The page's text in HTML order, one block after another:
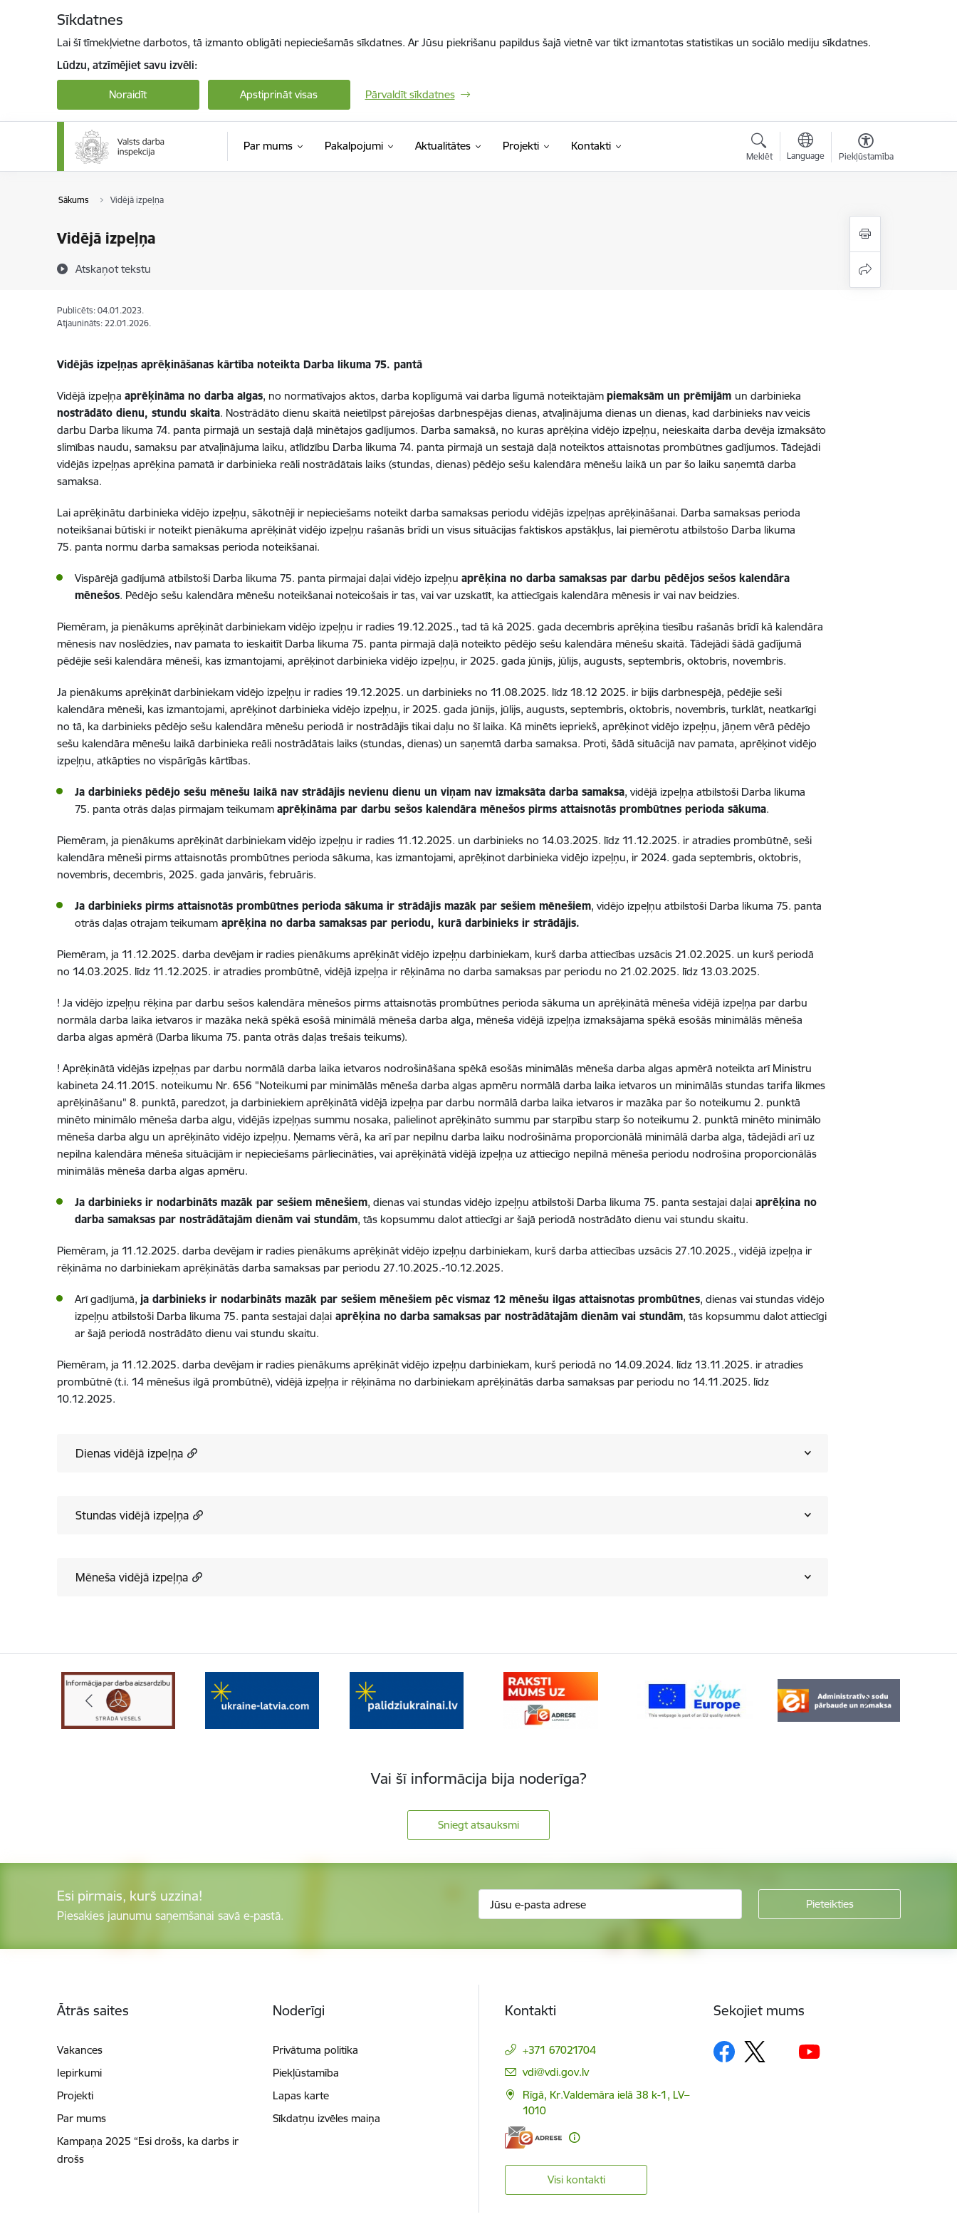
Sīkdatnes
Lai šī tīmekļvietne darbotos, tā izmanto obligāti nepieciešamās sīkdatnes. Ar Jūsu piekrišanu papildus šajā vietnē var tikt izmantotas statistikas un sociālo mediju sīkdatnes.
Lūdzu, atzīmējiet savu izvēli:
Noraidīt Apstiprināt visas Pārvaldīt sīkdatnes
Par mums Pakalpojumi Aktualitātes Projekti Kontakti
Meklēt Language Piekļūstamība
Sākums Vidējā izpeļņa
Vidējā izpeļņa
Atskaņot tekstu
Publicēts: 04.01.2023.
Atjaunināts: 22.01.2026.
Vidējās izpeļņas aprēķināšanas kārtība noteikta Darba likuma 75. pantā
Vidējā izpeļņa aprēķināma no darba algas, no normatīvajos aktos, darba koplīgumā vai darba līgumā noteiktajām piemaksām un prēmijām un darbinieka
nostrādāto dienu, stundu skaita. Nostrādāto dienu skaitā neietilpst pārejošas darbnespējas dienas, atvaļinājuma dienas un dienas, kad darbinieks nav veicis
darbu Darba likuma 74. panta pirmajā un sestajā daļā minētajos gadījumos. Darba samaksā, no kuras aprēķina vidējo izpeļņu, neieskaita darba devēja izmaksāto
slimības naudu, samaksu par atvaļinājuma laiku, atlīdzību Darba likuma 74. panta pirmajā un sestajā daļā noteiktos attaisnotas prombūtnes gadījumos. Tādejādi
vidējās izpeļņas aprēķina pamatā ir darbinieka reāli nostrādātais laiks (stundas, dienas) pēdējo sešu kalendāra mēnešu laikā un par šo laiku saņemtā darba
samaksa.
Lai aprēķinātu darbinieka vidējo izpeļņu, sākotnēji ir nepieciešams noteikt darba samaksas periodu vidējās izpeļņas aprēķināšanai. Darba samaksas perioda
noteikšanai būtiski ir noteikt pienākuma aprēķināt vidējo izpeļņu rašanās brīdi un visus situācijas faktiskos apstākļus, lai piemērotu atbilstošo Darba likuma
75. panta normu darba samaksas perioda noteikšanai.
Vispārējā gadījumā atbilstoši Darba likuma 75. panta pirmajai daļai vidējo izpeļņu aprēķina no darba samaksas par darbu pēdējos sešos kalendāra
mēnešos. Pēdējo sešu kalendāra mēnešu noteikšanai noteicošais ir tas, vai var uzskatīt, ka attiecīgais kalendāra mēnesis ir vai nav beidzies.
Piemēram, ja pienākums aprēķināt darbiniekam vidējo izpeļņu ir radies 19.12.2025., tad tā kā 2025. gada decembris aprēķina tiesību rašanās brīdī kā kalendāra
mēnesis nav noslēdzies, nav pamata to ieskaitīt Darba likuma 75. panta pirmajā daļā noteikto pēdējo sešu kalendāra mēnešu skaitā. Tādejādi šādā gadījumā
pēdējie seši kalendāra mēneši, kas izmantojami, aprēķinot darbinieka vidējo izpeļņu, ir 2025. gada jūnijs, jūlijs, augusts, septembris, oktobris, novembris.
Ja pienākums aprēķināt darbiniekam vidējo izpeļņu ir radies 19.12.2025. un darbinieks no 11.08.2025. līdz 18.12 2025. ir bijis darbnespējā, pēdējie seši
kalendāra mēneši, kas izmantojami, aprēķinot darbinieka vidējo izpeļņu, ir 2025. gada jūnijs, jūlijs, augusts, septembris, oktobris, novembris, turklāt, neatkarīgi
no tā, ka darbinieks pēdējo sešu kalendāra mēnešu periodā ir nostrādājis tikai daļu no šī laika. Kā minēts iepriekš, aprēķinot vidējo izpeļņu, jāņem vērā pēdējo
sešu kalendāra mēnešu laikā darbinieka reāli nostrādātais laiks (stundas, dienas) un saņemtā darba samaksa. Proti, šādā situācijā nav pamata, aprēķinot vidējo
izpeļņu, atkāpties no vispārīgās kārtības.
Ja darbinieks pēdējo sešu mēnešu laikā nav strādājis nevienu dienu un viņam nav izmaksāta darba samaksa, vidējā izpeļņa atbilstoši Darba likuma
75. panta otrās daļas pirmajam teikumam aprēķināma par darbu sešos kalendāra mēnešos pirms attaisnotās prombūtnes perioda sākuma.
Piemēram, ja pienākums aprēķināt darbiniekam vidējo izpeļņu ir radies 11.12.2025. un darbinieks no 14.03.2025. līdz 11.12.2025. ir atradies prombūtnē, seši
kalendāra mēneši pirms attaisnotās prombūtnes perioda sākuma, kas izmantojami, aprēķinot darbinieka vidējo izpeļņu, ir 2024. gada septembris, oktobris,
novembris, decembris, 2025. gada janvāris, februāris.
Ja darbinieks pirms attaisnotās prombūtnes perioda sākuma ir strādājis mazāk par sešiem mēnešiem, vidējo izpeļņu atbilstoši Darba likuma 75. panta
otrās daļas otrajam teikumamaprēķina no darba samaksas par periodu, kurā darbinieks ir strādājis.
Piemēram, ja 11.12.2025. darba devējam ir radies pienākums aprēķināt vidējo izpeļņu darbiniekam, kurš darba attiecības uzsācis 21.02.2025. un kurš periodā
no 14.03.2025. līdz 11.12.2025. ir atradies prombūtnē, vidējā izpeļņa ir rēķināma no darba samaksas par periodu no 21.02.2025. līdz 13.03.2025.
! Ja vidējo izpeļņu rēķina par darbu sešos kalendāra mēnešos pirms attaisnotās prombūtnes perioda sākuma un aprēķinātā mēneša vidējā izpeļņa par darbu
normāla darba laika ietvaros ir mazāka nekā spēkā esošā minimālā mēneša darba alga, mēneša vidējā izpeļņa izmaksājama spēkā esošās minimālās mēneša
darba algas apmērā (Darba likuma 75. panta otrās daļas trešais teikums).
! Aprēķinātā vidējās izpeļņas par darbu normālā darba laika ietvaros nodrošināšana spēkā esošās minimālās mēneša darba algas apmērā noteikta arī Ministru
kabineta 24.11.2015. noteikumu Nr. 656 "Noteikumi par minimālās mēneša darba algas apmēru normālā darba laika ietvaros un minimālās stundas tarifa likmes
aprēķināšanu" 8. punktā, paredzot, ja darbiniekiem aprēķinātā vidējā izpeļņa par darbu normālā darba laika ietvaros ir mazāka par šo noteikumu 2. punktā
minēto minimālo mēneša darba algu, vidējās izpeļņas summu nosaka, palielinot aprēķināto summu par starpību starp šo noteikumu 2. punktā minēto minimālo
mēneša darba algu un aprēķināto vidējo izpeļņu. Ņemams vērā, ka arī par nepilnu darba laiku nodrošināma proporcionālā minimālā darba alga, tādejādi arī uz
nepilna kalendāra mēneša situācijām ir nepieciešams pārliecināties, vai aprēķinātā vidējā izpeļņa uz attiecīgo nepilnā mēneša periodu nodrošina proporcionālās
minimālās mēneša darba algas apmēru.
Ja darbinieks ir nodarbināts mazāk par sešiem mēnešiem, dienas vai stundas vidējo izpeļņu atbilstoši Darba likuma 75. panta sestajai daļaiaprēķina no
darba samaksas par nostrādātajām dienām vai stundām, tās kopsummu dalot attiecīgi ar šajā periodā nostrādāto dienu vai stundu skaitu.
Piemēram, ja 11.12.2025. darba devējam ir radies pienākums aprēķināt vidējo izpeļņu darbiniekam, kurš darba attiecības uzsācis 27.10.2025., vidējā izpeļņa ir
rēķināma no darbiniekam aprēķinātās darba samaksas par periodu 27.10.2025.-10.12.2025.
Arī gadījumā, ja darbinieks ir nodarbināts mazāk par sešiem mēnešiem pēc vismaz 12 mēnešu ilgas attaisnotas prombūtnes, dienas vai stundas vidējo
izpeļņu atbilstoši Darba likuma 75. panta sestajai daļaiaprēķina no darba samaksas par nostrādātajām dienām vai stundām, tās kopsummu dalot attiecīgi
ar šajā periodā nostrādāto dienu vai stundu skaitu.
Piemēram, ja 11.12.2025. darba devējam ir radies pienākums aprēķināt vidējo izpeļņu darbiniekam, kurš periodā no 14.09.2024. līdz 13.11.2025. ir atradies
prombūtnē (t.i. 14 mēnešus ilgā prombūtnē), vidējā izpeļņa ir rēķināma no darbiniekam aprēķinātās darba samaksas par periodu no 14.11.2025. līdz
10.12.2025.
Dienas vidējā izpeļņa
Stundas vidējā izpeļņa
Mēneša vidējā izpeļņa
Vai šī informācija bija noderīga?
Sniegt atsauksmi
Esi pirmais, kurš uzzina!
Piesakies jaunumu saņemšanai savā e-pastā.
Ātrās saites
Vakances
Iepirkumi
Projekti
Par mums
Kampaņa 2025 “Esi drošs, ka darbs ir
drošs
Noderīgi
Privātuma politika
Piekļūstamība
Lapas karte
Sīkdatņu izvēles maiņa
Kontakti
+371 67021704
E-pasts:
vdi@vdi.gov.lv
Rīgā, Kr.Valdemāra ielā 38 k-1, LV–
1010
Visi kontakti
Sekojiet mums